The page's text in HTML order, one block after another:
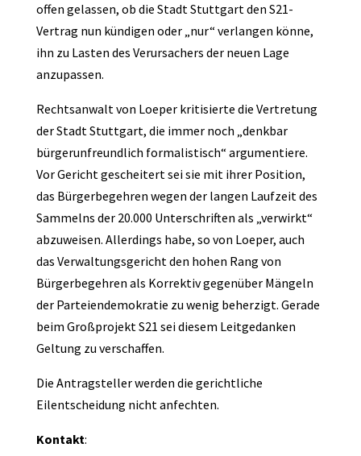
offen gelassen, ob die Stadt Stuttgart den S21-
Vertrag nun kündigen oder „nur“ verlangen könne,
ihn zu Lasten des Verursachers der neuen Lage
anzupassen.
Rechtsanwalt von Loeper kritisierte die Vertretung
der Stadt Stuttgart, die immer noch „denkbar
bürgerunfreundlich formalistisch“ argumentiere.
Vor Gericht gescheitert sei sie mit ihrer Position,
das Bürgerbegehren wegen der langen Laufzeit des
Sammelns der 20.000 Unterschriften als „verwirkt“
abzuweisen. Allerdings habe, so von Loeper, auch
das Verwaltungsgericht den hohen Rang von
Bürgerbegehren als Korrektiv gegenüber Mängeln
der Parteiendemokratie zu wenig beherzigt. Gerade
beim Großprojekt S21 sei diesem Leitgedanken
Geltung zu verschaffen.
Die Antragsteller werden die gerichtliche
Eilentscheidung nicht anfechten.
Kontakt: